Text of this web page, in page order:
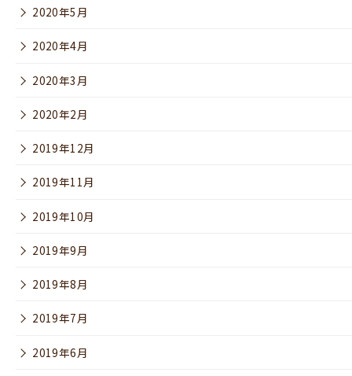
2020年5月
2020年4月
2020年3月
2020年2月
2019年12月
2019年11月
2019年10月
2019年9月
2019年8月
2019年7月
2019年6月